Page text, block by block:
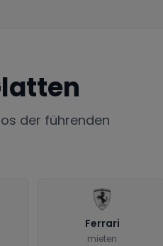
der führenden
Ferrari
mieten